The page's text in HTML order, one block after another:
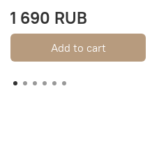
1 690 RUB
Add to cart